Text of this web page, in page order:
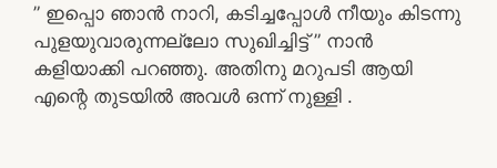
” ഇപ്പൊ ഞാൻ നാറി, കടിച്ചപ്പോൾ നീയും കിടന്നു
പുളയുവാരുന്നല്ലോ സുഖിച്ചിട്ട് ” നാൻ
കളിയാക്കി പറഞ്ഞു. അതിനു മറുപടി ആയി
എന്റെ തുടയിൽ അവൾ ഒന്ന് നുള്ളി .